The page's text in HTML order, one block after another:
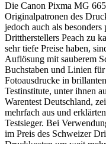
Die Canon Pixma MG
Originalpatronen des
jedoch auch als besonders
Drittherstellers Peach zu
sehr tiefe Preise haben,
Auflösung mit sauberem
Buchstaben und Linien
Fotoausdrucke in
Testinstitute, unter ihnen
Warentest Deutschland,
mehrfach aus und
Testsieger. Bei
im Preis des Schweizer